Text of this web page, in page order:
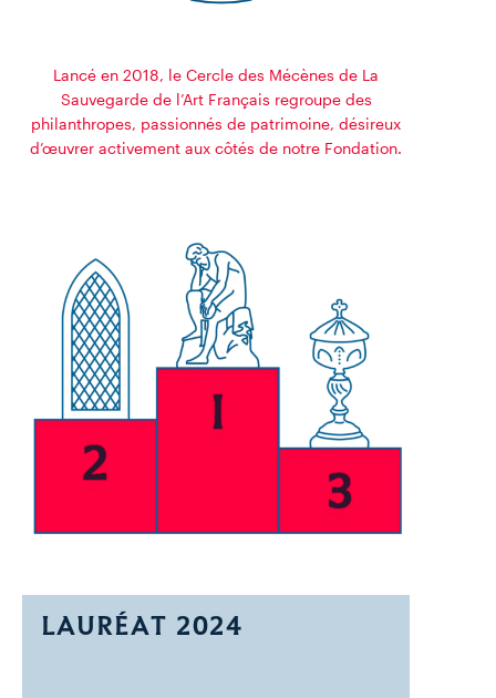
Lancé en 2018, le Cercle des Mécènes de La
Sauvegarde de l’Art Français regroupe des
philanthropes, passionnés de patrimoine, désireux
d’œuvrer activement aux côtés de notre Fondation.
LAURÉAT 2024